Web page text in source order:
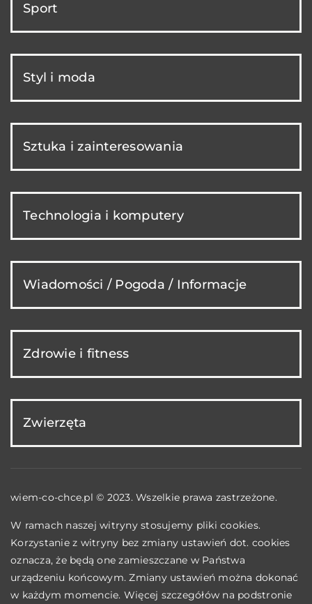
Sport
Styl i moda
Sztuka i zainteresowania
Technologia i komputery
Wiadomości / Pogoda / Informacje
Zdrowie i fitness
Zwierzęta
wiem-co-chce.pl © 2023. Wszelkie prawa zastrzeżone.
W ramach naszej witryny stosujemy pliki cookies.
Korzystanie z witryny bez zmiany ustawień dot. cookies
oznacza, że będą one zamieszczane w Państwa
urządzeniu końcowym. Zmiany ustawień można dokonać
w każdym momencie. Więcej szczegółów na podstronie